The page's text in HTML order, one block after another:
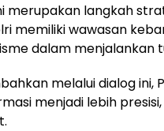
merupakan langkah
memiliki wawasan
dalam menjalankan
melalui dialog ini,
menjadi lebih